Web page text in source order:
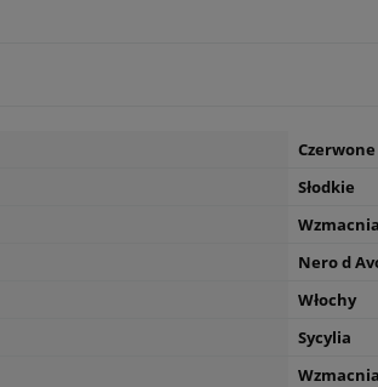
Czerwone
Słodkie
Nero d
Włochy
Sycylia